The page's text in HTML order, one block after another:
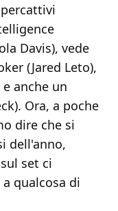
Davis), vede
(Jared Leto),
anche un
Ora, a poche
dire che si
dell'anno,
set ci
qualcosa di